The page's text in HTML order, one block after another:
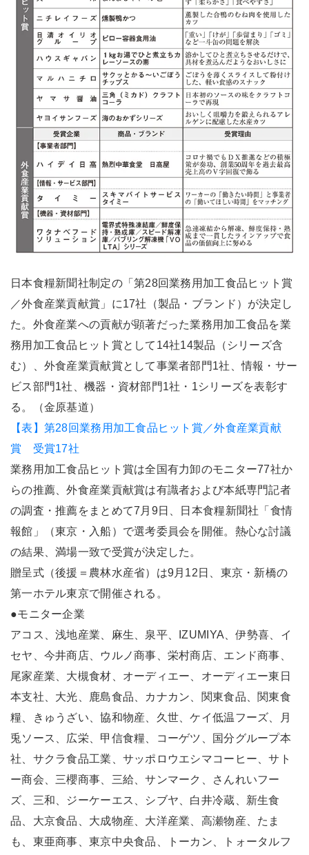
日本食糧新聞社制定の「第28回業務用加工食品ヒット賞
／外食産業貢献賞」に17社（製品・ブランド）が決定し
た。外食産業への貢献が顕著だった業務用加工食品を業
務用加工食品ヒット賞として14社14製品（シリーズ含
む）、外食産業貢献賞として事業者部門1社、情報・サー
ビス部門1社、機器・資材部門1社・1シリーズを表彰す
る。（金原基道）
【表】第28回業務用加工食品ヒット賞／外食産業貢献
賞 受賞17社
業務用加工食品ヒット賞は全国有力卸のモニター77社か
らの推薦、外食産業貢献賞は有識者および本紙専門記者
の調査・推薦をまとめて7月9日、日本食糧新聞社「食情
報館」（東京・入船）で選考委員会を開催。熱心な討議
の結果、満場一致で受賞が決定した。
贈呈式（後援＝農林水産省）は9月12日、東京・新橋の
第一ホテル東京で開催される。
●モニター企業
アコス、浅地産業、麻生、泉平、IZUMIYA、伊勢喜、イ
セヤ、今井商店、ウルノ商事、栄村商店、エンド商事、
尾家産業、大槻食材、オーディエー、オーディエー東日
本支社、大光、鹿島食品、カナカン、関東食品、関東食
糧、きゅうざい、協和物産、久世、ケイ低温フーズ、月
兎ソース、広栄、甲信食糧、コーゲツ、国分グループ本
社、サクラ食品工業、サッポロウエシマコーヒー、サト
ー商会、三櫻商事、三給、サンマーク、さんれいフー
ズ、三和、ジーケーエス、シブヤ、白井冷蔵、新生食
品、大京食品、大成物産、大洋産業、高瀬物産、たま
も、東亜商事、東京中央食品、トーカン、トォータルフ